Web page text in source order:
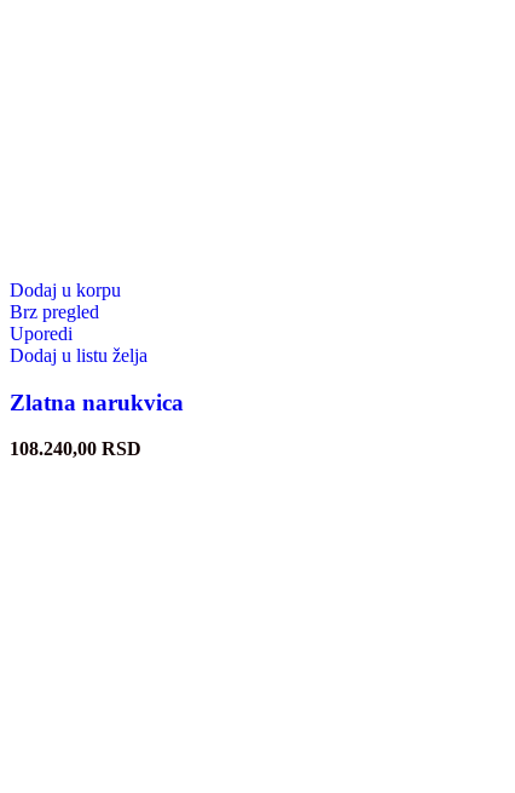
Dodaj u korpu
Brz pregled
Uporedi
Dodaj u listu želja
Zlatna narukvica
108.240,00 RSD